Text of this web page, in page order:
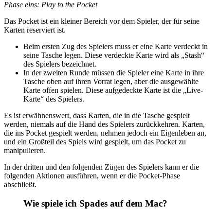
Phase eins: Play to the Pocket
Das Pocket ist ein kleiner Bereich vor dem Spieler, der für seine
Karten reserviert ist.
Beim ersten Zug des Spielers muss er eine Karte verdeckt in
seine Tasche legen. Diese verdeckte Karte wird als „Stash“
des Spielers bezeichnet.
In der zweiten Runde müssen die Spieler eine Karte in ihre
Tasche oben auf ihren Vorrat legen, aber die ausgewählte
Karte offen spielen. Diese aufgedeckte Karte ist die „Live-
Karte“ des Spielers.
Es ist erwähnenswert, dass Karten, die in die Tasche gespielt
werden, niemals auf die Hand des Spielers zurückkehren. Karten,
die ins Pocket gespielt werden, nehmen jedoch ein Eigenleben an,
und ein Großteil des Spiels wird gespielt, um das Pocket zu
manipulieren.
In der dritten und den folgenden Zügen des Spielers kann er die
folgenden Aktionen ausführen, wenn er die Pocket-Phase
abschließt.
Wie spiele ich Spades auf dem Mac?